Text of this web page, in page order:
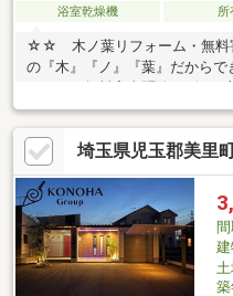
浴室乾燥機
所
☆☆ 木ノ葉リフォーム・無料
の『木』『ノ』『葉』だからで
ターサービスがついており、
ます！内覧時に、無料相談・
オウチ探しも、リフォームも
『きつね隊』・『ゴリラ隊』
みが、整っています♪／住んで
っております♪お家のこと、す
ださい＾＾
埼玉県児玉郡美里
間
築